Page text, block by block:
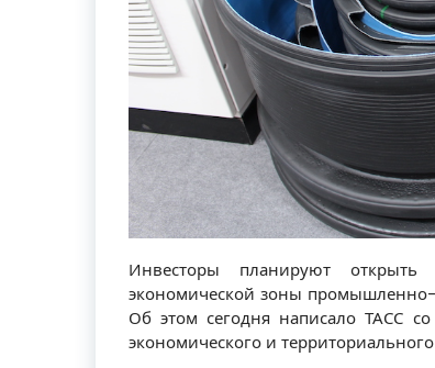
Инвесторы планируют
экономической зоны промышленно-
Об этом сегодня написало ТАСС
экономического и